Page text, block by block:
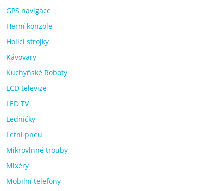
GPS navigace
Herní konzole
Holicí strojky
Kávovary
Kuchyňské Roboty
LCD televize
LED TV
Ledničky
Letní pneu
Mikrovlnné trouby
Mixéry
Mobilní telefony